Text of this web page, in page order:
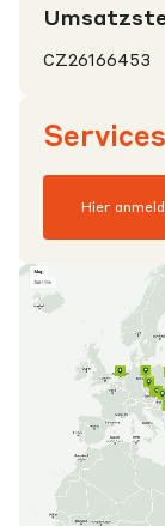
CZ26166453
Hier